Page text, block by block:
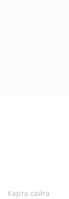
Карта сайта